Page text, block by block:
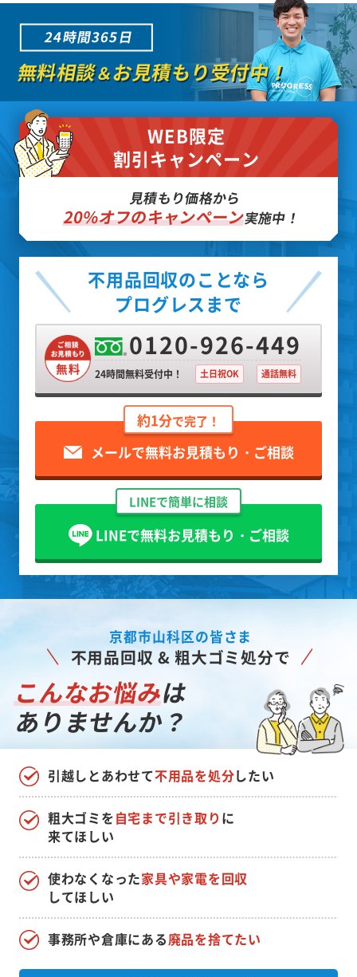
24時間365日
無料相談＆お見積もり受付中！
WEB限定
割引キャンペーン
見積もり価格から
20%オフのキャンペーン実施中！
不用品回収のことなら
プログレスまで
0120-926-449
24時間無料受付中！ 土日祝OK 通話無料
約1分で完了！
メールで無料お見積もり・ご相談
LINEで簡単に相談
LINEで無料お見積もり・ご相談
京都市山科区の皆さま
不用品回収 & 粗大ゴミ処分で
こんなお悩みは
ありませんか？
引越しとあわせて不用品を処分したい
使わなくなった家具や家電を回収
してほしい
粗大ゴミを自宅まで引き取り に
来てほしい
事務所や倉庫にある廃品を捨てたい